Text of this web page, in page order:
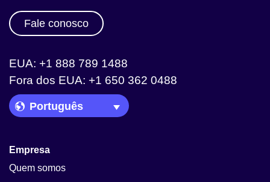
Fale conosco
EUA: +1 888 789 1488
Fora dos EUA: +1 650 362 0488
Language Picker
Empresa
Quem somos